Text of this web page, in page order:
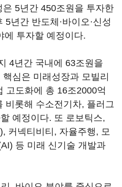
5년간 450조원을 투자한
년간 반도체·바이오·신성
에 투자할 예정이다.
4년간 국내에 63조원을
심은 미래성장과 모빌리
고도화에 총 16조2000억
비롯해 수소전기차, 플러그
예정이다. 또 로보틱스,
커넥티비티, 자율주행, 모
등 미래 신기술 개발과